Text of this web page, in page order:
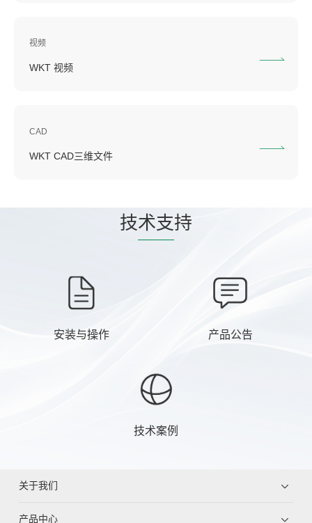
视频
WKT 视频
CAD
WKT CAD三维文件
技术支持
安装与操作 产品公告
技术案例
关于我们
产品中心